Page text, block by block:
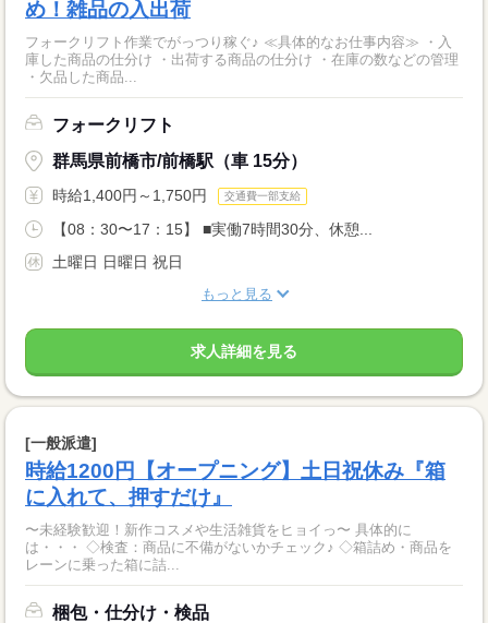
め！雑品の入出荷
フォークリフト作業でがっつり稼ぐ♪ ≪具体的なお仕事内容≫ ・入
庫した商品の仕分け ・出荷する商品の仕分け ・在庫の数などの管理
・欠品した商品...
フォークリフト
群馬県前橋市/前橋駅（車 15分）
時給1,400円～1,750円 交通費一部支給
【08：30〜17：15】 ■実働7時間30分、休憩...
土曜日 日曜日 祝日
もっと見る
求人詳細を見る
[一般派遣]
時給1200円【オープニング】土日祝休み『箱
に入れて、押すだけ』
〜未経験歓迎！新作コスメや生活雑貨をヒョイっ〜 具体的に
は・・・ ◇検査：商品に不備がないかチェック♪ ◇箱詰め・商品を
レーンに乗った箱に詰...
梱包・仕分け・検品